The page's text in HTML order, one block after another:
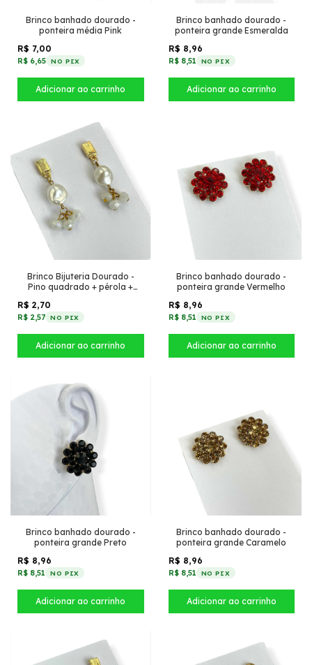
Brinco banhado dourado -
ponteira média Pink
R$ 7,00
R$ 6,65 NO PIX
Brinco banhado dourado -
ponteira grande Esmeralda
R$ 8,96
R$ 8,51 NO PIX
Brinco Bijuteria Dourado -
Pino quadrado + pérola +
R$ 2,70
R$ 2,57 NO PIX
Brinco banhado dourado -
ponteira grande Vermelho
R$ 8,96
R$ 8,51 NO PIX
Brinco banhado dourado -
ponteira grande Preto
R$ 8,96
R$ 8,51 NO PIX
Brinco banhado dourado -
ponteira grande Caramelo
R$ 8,96
R$ 8,51 NO PIX